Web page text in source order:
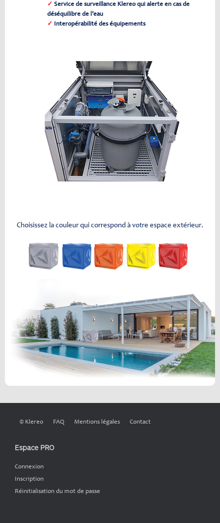
✓ Service de surveillance Klereo qui alerte en cas de
déséquilibre de l’eau
✓ Interopérabilité des équipements
Choisissez la couleur qui correspond à votre espace extérieur.
© Klereo FAQ Mentions légales Contact
Espace PRO
Connexion
Inscription
Réinitialisation du mot de passe